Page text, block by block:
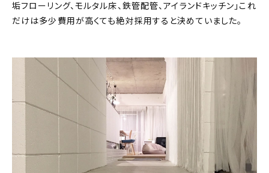
垢フローリング、モルタル床、鉄管配管、アイランドキッチン」これ
だけは多少費用が高くても絶対採用すると決めていました。